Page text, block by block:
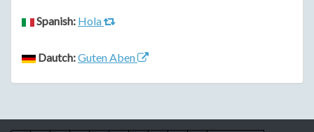
Spanish: Hola
Dautch:Guten Aben